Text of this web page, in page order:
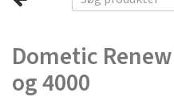
Dometic
og 4000